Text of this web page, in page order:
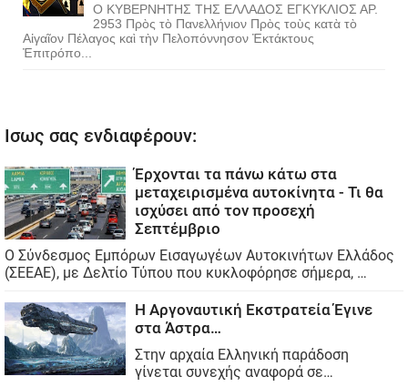
Ο ΚΥΒΕΡΝΗΤΗΣ ΤΗΣ ΕΛΛΑΔΟΣ ΕΓΚΥΚΛΙΟΣ ΑΡ.
2953 Πρὸς τὸ Πανελλήνιον Πρὸς τοὺς κατὰ τὸ
Αἰγαῖον Πέλαγος καὶ τὴν Πελοπόννησον Ἐκτάκτους
Ἐπιτρόπο...